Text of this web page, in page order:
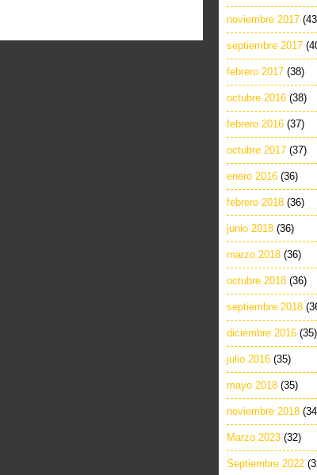
noviembre 2017
septiembre 2017
febrero 2017 (38)
octubre 2016 (38)
febrero 2016 (37)
octubre 2017 (37)
enero 2016 (36)
febrero 2018 (36)
junio 2018 (36)
marzo 2018 (36)
octubre 2018 (36)
septiembre 2018
diciembre 2016 (35)
julio 2016 (35)
mayo 2018 (35)
noviembre 2018
Marzo 2023 (32)
Septiembre 2022